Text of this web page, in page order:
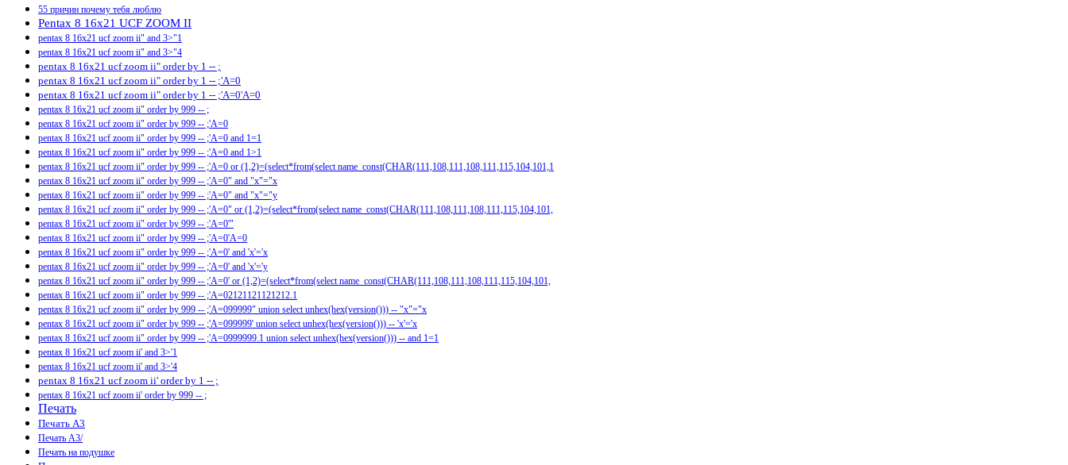
55 причин почему тебя люблю
Pentax 8 16x21 UCF ZOOM II
pentax 8 16x21 ucf zoom ii" and 3>"1
pentax 8 16x21 ucf zoom ii" and 3>"4
pentax 8 16x21 ucf zoom ii" order by 1 -- ;
pentax 8 16x21 ucf zoom ii" order by 1 -- ;'A=0
pentax 8 16x21 ucf zoom ii" order by 1 -- ;'A=0'A=0
pentax 8 16x21 ucf zoom ii" order by 999 -- ;
pentax 8 16x21 ucf zoom ii" order by 999 -- ;'A=0
pentax 8 16x21 ucf zoom ii" order by 999 -- ;'A=0 and 1=1
pentax 8 16x21 ucf zoom ii" order by 999 -- ;'A=0 and 1>1
pentax 8 16x21 ucf zoom ii" order by 999 -- ;'A=0 or (1,2)=(select*from(select name_const(CHAR(111,108,111,108,111,115,104,101,1
pentax 8 16x21 ucf zoom ii" order by 999 -- ;'A=0" and "x"="x
pentax 8 16x21 ucf zoom ii" order by 999 -- ;'A=0" and "x"="y
pentax 8 16x21 ucf zoom ii" order by 999 -- ;'A=0" or (1,2)=(select*from(select name_const(CHAR(111,108,111,108,111,115,104,101,
pentax 8 16x21 ucf zoom ii" order by 999 -- ;'A=0'"
pentax 8 16x21 ucf zoom ii" order by 999 -- ;'A=0'A=0
pentax 8 16x21 ucf zoom ii" order by 999 -- ;'A=0' and 'x'='x
pentax 8 16x21 ucf zoom ii" order by 999 -- ;'A=0' and 'x'='y
pentax 8 16x21 ucf zoom ii" order by 999 -- ;'A=0' or (1,2)=(select*from(select name_const(CHAR(111,108,111,108,111,115,104,101,
pentax 8 16x21 ucf zoom ii" order by 999 -- ;'A=02121121121212.1
pentax 8 16x21 ucf zoom ii" order by 999 -- ;'A=099999" union select unhex(hex(version())) -- "x"="x
pentax 8 16x21 ucf zoom ii" order by 999 -- ;'A=099999' union select unhex(hex(version())) -- 'x'='x
pentax 8 16x21 ucf zoom ii" order by 999 -- ;'A=0999999.1 union select unhex(hex(version())) -- and 1=1
pentax 8 16x21 ucf zoom ii' and 3>'1
pentax 8 16x21 ucf zoom ii' and 3>'4
pentax 8 16x21 ucf zoom ii' order by 1 -- ;
pentax 8 16x21 ucf zoom ii' order by 999 -- ;
Печать
Печать А3
Печать А3/
Печать на подушке